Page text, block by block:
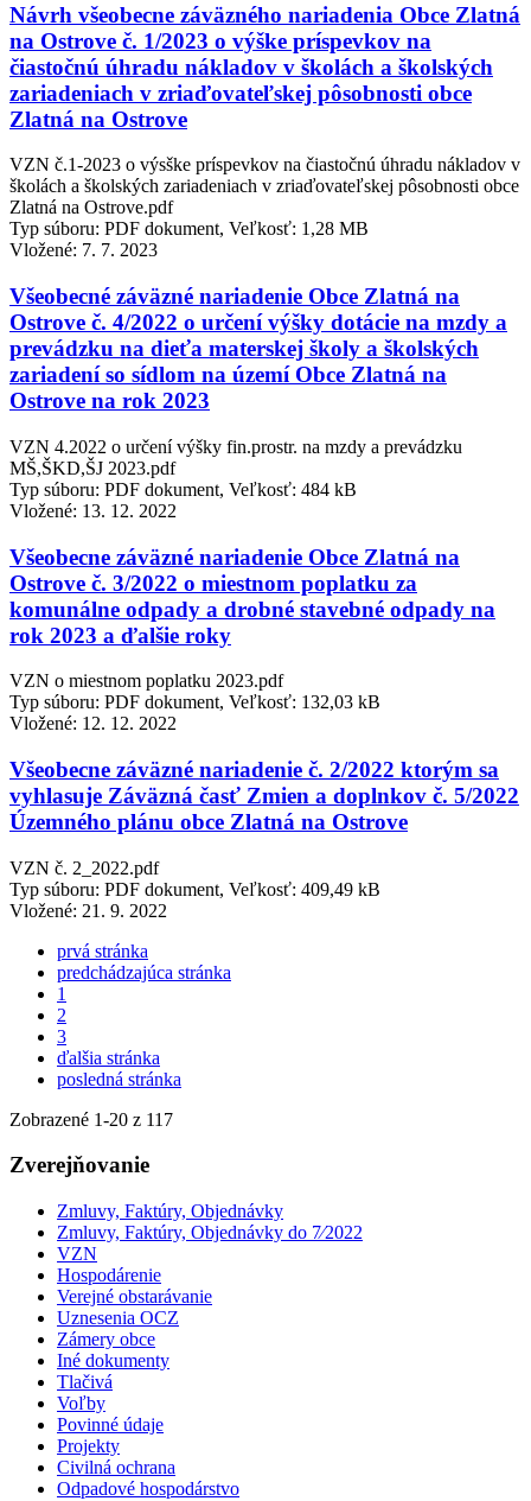
Návrh všeobecne záväzného nariadenia Obce Zlatná
na Ostrove č. 1/2023 o výške príspevkov na
čiastočnú úhradu nákladov v školách a školských
zariadeniach v zriaďovateľskej pôsobnosti obce
Zlatná na Ostrove
VZN č.1-2023 o výsške príspevkov na čiastočnú úhradu nákladov v
školách a školských zariadeniach v zriaďovateľskej pôsobnosti obce
Zlatná na Ostrove.pdf
Typ súboru: PDF dokument, Veľkosť: 1,28 MB
Vložené: 7. 7. 2023
Všeobecné záväzné nariadenie Obce Zlatná na
Ostrove č. 4/2022 o určení výšky dotácie na mzdy a
prevádzku na dieťa materskej školy a školských
zariadení so sídlom na území Obce Zlatná na
Ostrove na rok 2023
VZN 4.2022 o určení výšky fin.prostr. na mzdy a prevádzku
MŠ,ŠKD,ŠJ 2023.pdf
Typ súboru: PDF dokument, Veľkosť: 484 kB
Vložené: 13. 12. 2022
Všeobecne záväzné nariadenie Obce Zlatná na
Ostrove č. 3/2022 o miestnom poplatku za
komunálne odpady a drobné stavebné odpady na
rok 2023 a ďalšie roky
VZN o miestnom poplatku 2023.pdf
Typ súboru: PDF dokument, Veľkosť: 132,03 kB
Vložené: 12. 12. 2022
Všeobecne záväzné nariadenie č. 2/2022 ktorým sa
vyhlasuje Záväzná časť Zmien a doplnkov č. 5/2022
Územného plánu obce Zlatná na Ostrove
VZN č. 2_2022.pdf
Typ súboru: PDF dokument, Veľkosť: 409,49 kB
Vložené: 21. 9. 2022
prvá stránka
predchádzajúca stránka
1
2
3
ďalšia stránka
posledná stránka
Zobrazené 1-20 z 117
Zverejňovanie
Zmluvy, Faktúry, Objednávky
Zmluvy, Faktúry, Objednávky do 7⁄2022
VZN
Hospodárenie
Verejné obstarávanie
Uznesenia OCZ
Zámery obce
Iné dokumenty
Tlačivá
Voľby
Povinné údaje
Projekty
Civilná ochrana
Odpadové hospodárstvo